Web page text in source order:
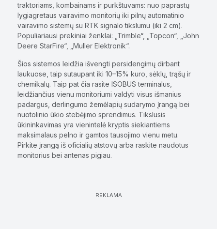
traktoriams, kombainams ir purkštuvams: nuo paprastų
lygiagretaus vairavimo monitorių iki pilnų automatinio
vairavimo sistemų su RTK signalo tikslumu (iki 2 cm).
Populiariausi prekiniai ženklai: „Trimble“, „Topcon“, „John
Deere StarFire“, „Muller Elektronik“.
Šios sistemos leidžia išvengti persidengimų dirbant
laukuose, taip sutaupant iki 10–15% kuro, sėklų, trąšų ir
chemikalų. Taip pat čia rasite ISOBUS terminalus,
leidžiančius vienu monitoriumi valdyti visus išmanius
padargus, derlingumo žemėlapių sudarymo įrangą bei
nuotolinio ūkio stebėjimo sprendimus. Tikslusis
ūkininkavimas yra vienintelė kryptis siekiantiems
maksimalaus pelno ir gamtos tausojimo vienu metu.
Pirkite įrangą iš oficialių atstovų arba raskite naudotus
monitorius bei antenas pigiau.
REKLAMA